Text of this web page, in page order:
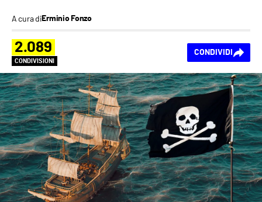
A cura diErminio Fonzo
2.089
CONDIVISIONI
CONDIVIDI